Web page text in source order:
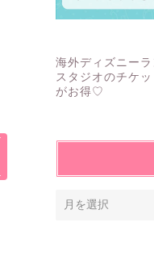
海外ディズニー
スタジオのチケ
がお得♡